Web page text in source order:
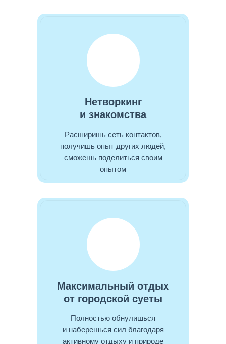
Нетворкинг
и знакомства
Расширишь сеть контактов,
получишь опыт других людей,
сможешь поделиться своим
опытом
Максимальный отдых
от городской суеты
Полностью обнулишься
и наберешься сил благодаря
активному отдыху и природе